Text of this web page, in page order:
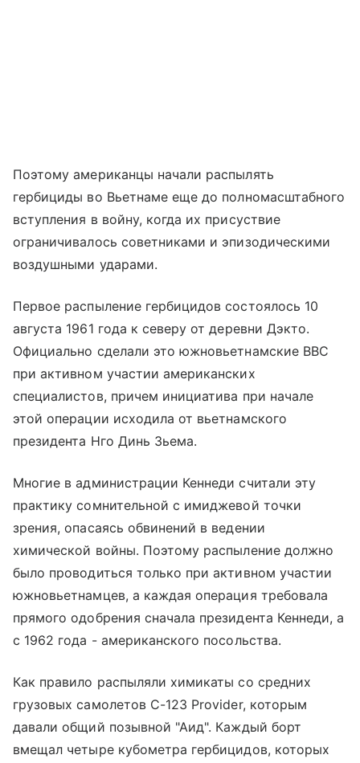
Поэтому американцы начали распылять
гербициды во Вьетнаме еще до полномасштабного
вступления в войну, когда их присуствие
ограничивалось советниками и эпизодическими
воздушными ударами.
Первое распыление гербицидов состоялось 10
августа 1961 года к северу от деревни Дэкто.
Официально сделали это южновьетнамские ВВС
при активном участии американских
специалистов, причем инициатива при начале
этой операции исходила от вьетнамского
президента Нго Динь Зьема.
Многие в администрации Кеннеди считали эту
практику сомнительной с имиджевой точки
зрения, опасаясь обвинений в ведении
химической войны. Поэтому распыление должно
было проводиться только при активном участии
южновьетнамцев, а каждая операция требовала
прямого одобрения сначала президента Кеннеди, а
с 1962 года - американского посольства.
Как правило распыляли химикаты со средних
грузовых самолетов C-123 Provider, которым
давали общий позывной "Аид". Каждый борт
вмещал четыре кубометра гербицидов, которых